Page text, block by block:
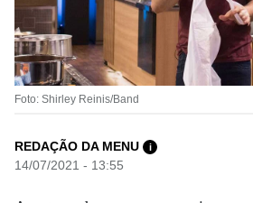
Foto: Shirley Reinis/Band
REDAÇÃO DA MENU i
14/07/2021 - 13:55